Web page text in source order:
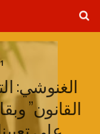
الغنوشي:
القانون”